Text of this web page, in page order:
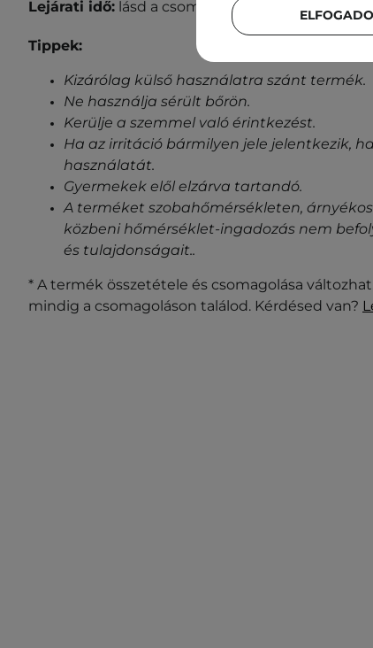
Lejárati idő: lásd a csomagoláson.
Tippek:
Kizárólag külső használatra szánt termék.
Ne használja sérült bőrön.
Kerülje a szemmel való érintkezést.
Ha az irritáció bármilyen jele jelentkezik,
használatát.
Gyermekek elől elzárva tartandó.
A terméket szobahőmérsékleten,
közbeni hőmérséklet-ingadozás nem
és tulajdonságait..
* A termék összetétele és csomagolása
mindig a csomagoláson találod. Kérdésed van?